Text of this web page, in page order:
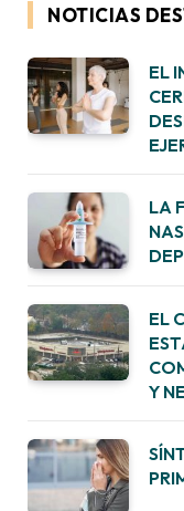
NOTICIAS
EL
LA
EL
Y